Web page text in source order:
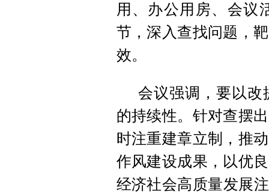
用、办公用房、会议
节，深入查找问题，
效。
会议强调，要以改
的持续性。针对查摆
时注重建章立制，推
作风建设成果，以优
经济社会高质量发展